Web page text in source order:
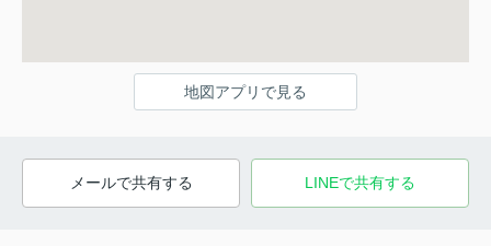
地図アプリで見る
メールで共有する LINEで共有する